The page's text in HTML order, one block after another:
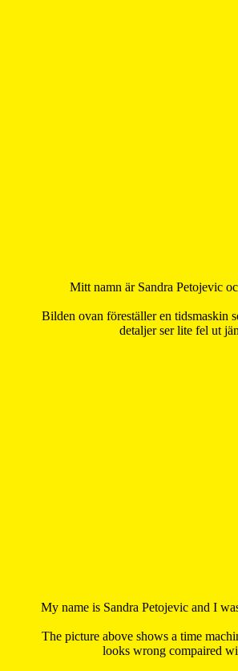
Mitt namn är Sandra Petojevic
Bilden ovan föreställer en tidsmaskin
detaljer ser lite fel ut
My name is Sandra Petojevic and I
The picture above shows a time
looks wrong compaired